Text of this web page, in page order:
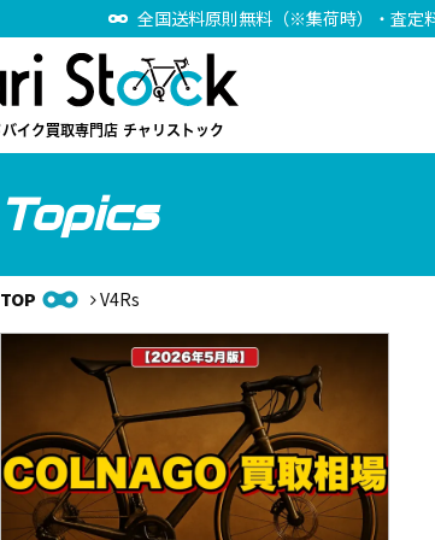
全国送料原則無料（※集荷時）・査定
Topics
TOP V4Rs